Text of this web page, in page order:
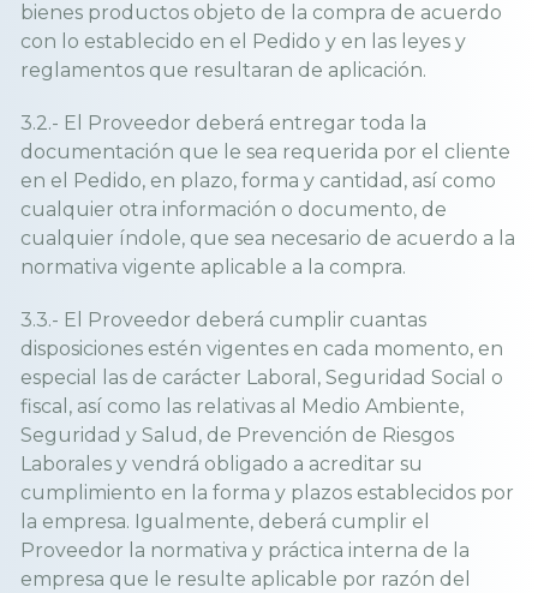
bienes productos objeto de la compra de acuerdo
con lo establecido en el Pedido y en las leyes y
reglamentos que resultaran de aplicación.
3.2.- El Proveedor deberá entregar toda la
documentación que le sea requerida por el cliente
en el Pedido, en plazo, forma y cantidad, así como
cualquier otra información o documento, de
cualquier índole, que sea necesario de acuerdo a la
normativa vigente aplicable a la compra.
3.3.- El Proveedor deberá cumplir cuantas
disposiciones estén vigentes en cada momento, en
especial las de carácter Laboral, Seguridad Social o
fiscal, así como las relativas al Medio Ambiente,
Seguridad y Salud, de Prevención de Riesgos
Laborales y vendrá obligado a acreditar su
cumplimiento en la forma y plazos establecidos por
la empresa. Igualmente, deberá cumplir el
Proveedor la normativa y práctica interna de la
empresa que le resulte aplicable por razón del